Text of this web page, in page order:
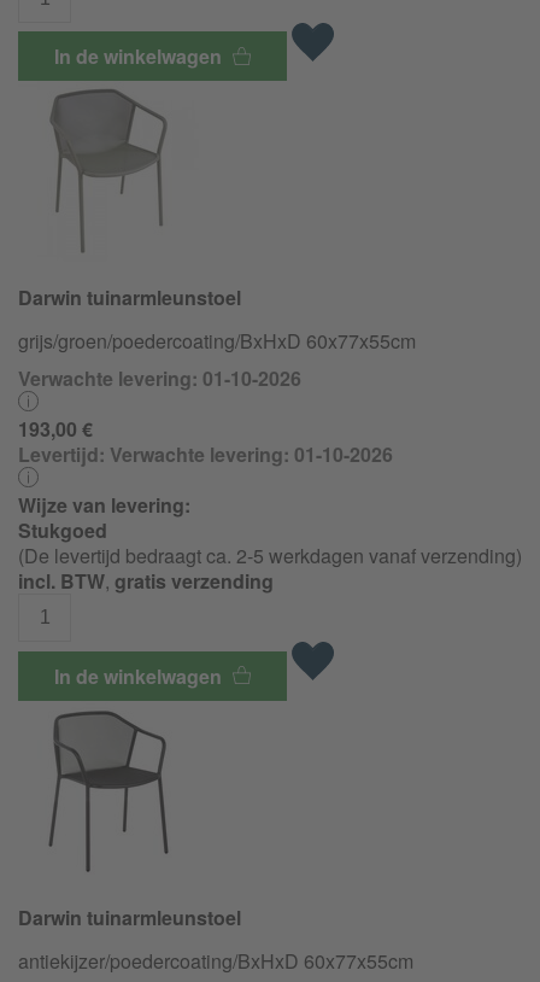
In de winkelwagen
Darwin tuinarmleunstoel
grijs/groen/poedercoating/BxHxD 60x77x55cm
Verwachte levering: 01-10-2026
193,00 €
Levertijd: Verwachte levering: 01-10-2026
Wijze van levering:
Stukgoed
(De levertijd bedraagt ca. 2-5 werkdagen vanaf verzending)
incl. BTW, gratis verzending
In de winkelwagen
Darwin tuinarmleunstoel
antiekijzer/poedercoating/BxHxD 60x77x55cm